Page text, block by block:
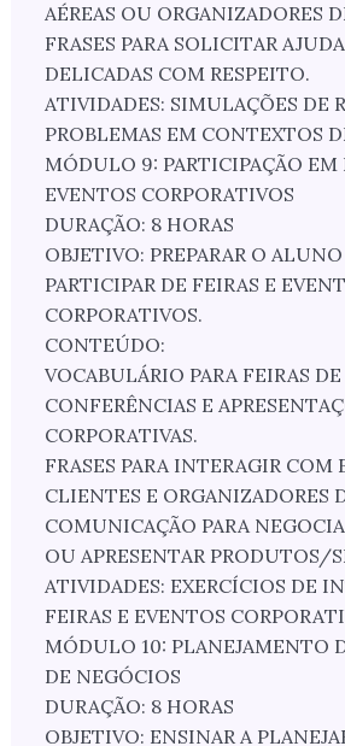
AÉREAS OU ORGANIZADORES
FRASES PARA SOLICITAR
DELICADAS COM RESPEITO.
ATIVIDADES: SIMULAÇÕES DE
PROBLEMAS EM CONTEXTOS
MÓDULO 9: PARTICIPAÇÃO EM
EVENTOS CORPORATIVOS
DURAÇÃO: 8 HORAS
OBJETIVO: PREPARAR O ALUNO
PARTICIPAR DE FEIRAS E
CORPORATIVOS.
CONTEÚDO:
VOCABULÁRIO PARA FEIRAS
CONFERÊNCIAS E
CORPORATIVAS.
FRASES PARA INTERAGIR COM
CLIENTES E ORGANIZADORES
COMUNICAÇÃO PARA
OU APRESENTAR PRODUTOS/
ATIVIDADES: EXERCÍCIOS DE
FEIRAS E EVENTOS
MÓDULO 10: PLANEJAMENTO
DE NEGÓCIOS
DURAÇÃO: 8 HORAS
OBJETIVO: ENSINAR A